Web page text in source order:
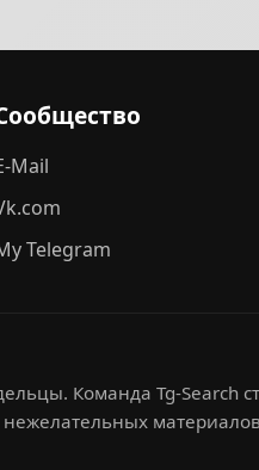
Mail
Telegram
Команда Tg-Search